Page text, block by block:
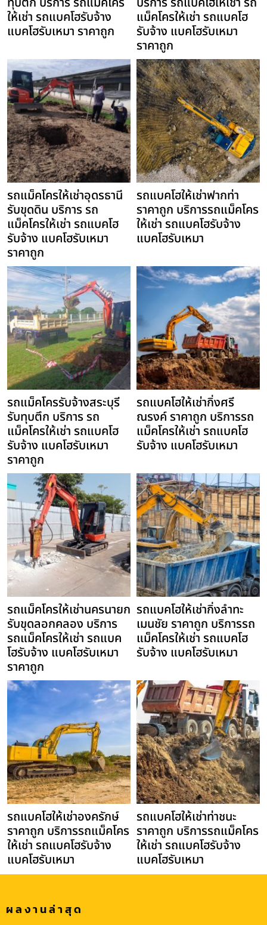
ให้เช่า รถแบคโฮรับจ้าง
แบคโฮรับเหมา ราคาถูก
แม็คโครให้เช่า รถแบคโฮ
รับจ้าง แบคโฮรับเหมา
ราคาถูก
รถแม็คโครให้เช่าอุดรธานี
รับขุดดิน บริการ รถ
แม็คโครให้เช่า รถแบคโฮ
รับจ้าง แบคโฮรับเหมา
ราคาถูก
รถแบคโฮให้เช่าฟากท่า
ราคาถูก บริการรถแม็คโคร
ให้เช่า รถแบคโฮรับจ้าง
แบคโฮรับเหมา
รถแม็คโครรับจ้างสระบุรี
รับทุบตึก บริการ รถ
แม็คโครให้เช่า รถแบคโฮ
รับจ้าง แบคโฮรับเหมา
ราคาถูก
รถแบคโฮให้เช่ากิ่งศรี
ณรงค์ ราคาถูก บริการรถ
แม็คโครให้เช่า รถแบคโฮ
รับจ้าง แบคโฮรับเหมา
รถแม็คโครให้เช่านครนายก
รับขุดลอกคลอง บริการ
รถแม็คโครให้เช่า รถแบค
โฮรับจ้าง แบคโฮรับเหมา
ราคาถูก
รถแบคโฮให้เช่ากิ่งลำทะ
เมนชัย ราคาถูก บริการรถ
แม็คโครให้เช่า รถแบคโฮ
รับจ้าง แบคโฮรับเหมา
รถแบคโฮให้เช่าองครักษ์
ราคาถูก บริการรถแม็คโคร
ให้เช่า รถแบคโฮรับจ้าง
แบคโฮรับเหมา
รถแบคโฮให้เช่าท่าชนะ
ราคาถูก บริการรถแม็คโคร
ให้เช่า รถแบคโฮรับจ้าง
แบคโฮรับเหมา
ผลงานล่าสุด